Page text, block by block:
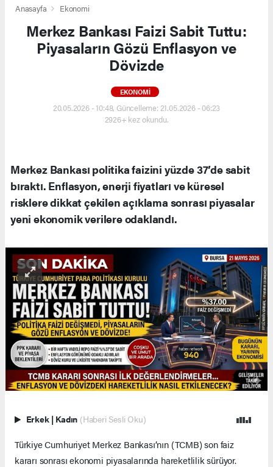
Anasayfa Ekonomi
Merkez Bankası Faizi Sabit Tuttu:
Piyasaların Gözü Enflasyon ve
Dövizde
EKONOMI
20.05.2026 - 10:48, Güncelleme: 21.05.2026 - 06:23
2926+ kez okundu.
Merkez Bankası politika faizini yüzde 37’de sabit
bıraktı. Enflasyon, enerji fiyatları ve küresel
risklere dikkat çekilen açıklama sonrası piyasalar
yeni ekonomik verilere odaklandı.
Erkek | Kadın (Haberi Sesli Oku)
Türkiye Cumhuriyet Merkez Bankası’nın (TCMB) son faiz
kararı sonrası ekonomi piyasalarında hareketlilik sürüyor.